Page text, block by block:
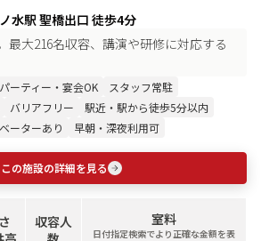
水駅 聖橋出口 徒歩4分
最大216名収容、講演や研修に対応する
パーティー・宴会OK
スタッフ常駐
バリアフリー
駅近・駅から徒歩5分以内
ーターあり 早朝・深夜利用可
この施設の詳細を見る
収容人
室料
日付指定検索でより正確な金額を表